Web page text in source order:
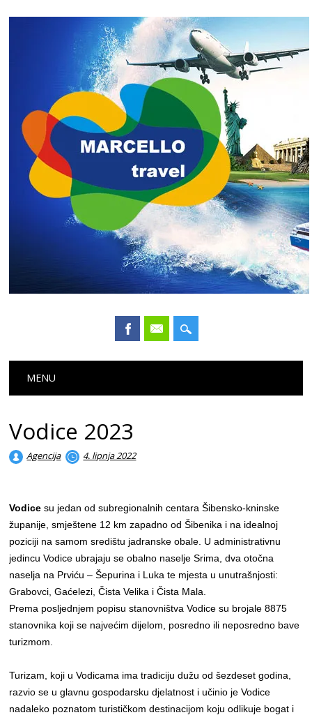
Main menu
MENU
Vodice 2023
Agencija 4. lipnja 2022
Vodice su jedan od subregionalnih centara Šibensko-kninske
županije, smještene 12 km zapadno od Šibenika i na idealnoj
poziciji na samom središtu jadranske obale. U administrativnu
jedincu Vodice ubrajaju se obalno naselje Srima, dva otočna
naselja na Prviću – Šepurina i Luka te mjesta u unutrašnjosti:
Grabovci, Gaćelezi, Čista Velika i Čista Mala.
Prema posljednjem popisu stanovništva Vodice su brojale 8875
stanovnika koji se najvećim dijelom, posredno ili neposredno bave
turizmom.
Turizam, koji u Vodicama ima tradiciju dužu od šezdeset godina,
razvio se u glavnu gospodarsku djelatnost i učinio je Vodice
nadaleko poznatom turističkom destinacijom koju odlikuje bogat i